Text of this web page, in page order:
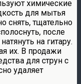
химические
для мытья
снять, тщательно
после
на гитару.
их. В продажи
для струн с
удаляет